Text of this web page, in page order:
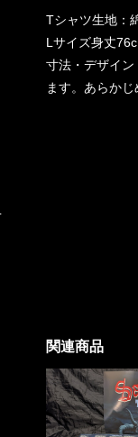
Tシャツ生地：
Lサイズ身丈
寸法・デザイン
ます。あらかじ
関連商品